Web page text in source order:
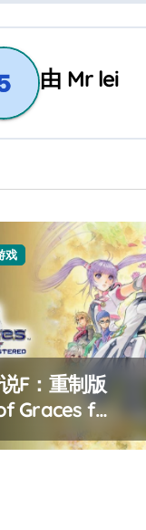
由 Mr lei
戏
F：重制版
Graces f